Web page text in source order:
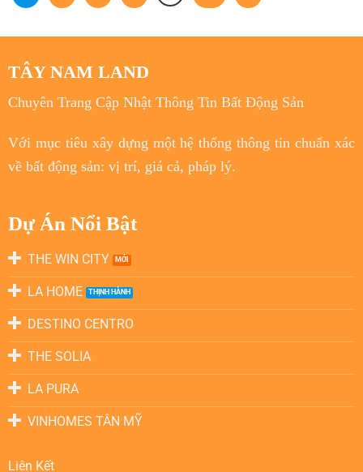
TÂY NAM LAND
Chuyên Trang Cập Nhật Thông Tin Bất Động Sản
Với mục tiêuxây dựng một hệ thống thông tin chuẩn xác
về bất động sản: vị trí, giá cả, pháp lý.
Dự Án Nổi Bật
THE WIN CITY
LA HOME
DESTINO CENTRO
THE SOLIA
LA PURA
VINHOMES TÂN MỸ
Liên Kết